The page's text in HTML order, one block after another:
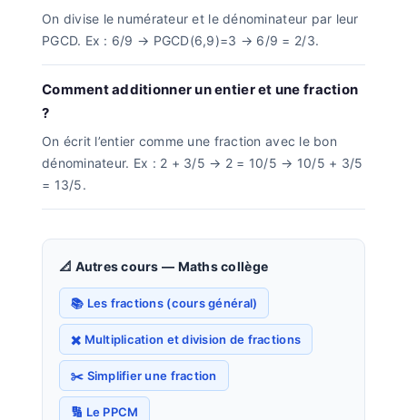
On divise le numérateur et le dénominateur par leur
PGCD. Ex : 6/9 → PGCD(6,9)=3 → 6/9 = 2/3.
Comment additionner un entier et une fraction
?
On écrit l’entier comme une fraction avec le bon
dénominateur. Ex : 2 + 3/5 → 2 = 10/5 → 10/5 + 3/5
= 13/5.
📐 Autres cours — Maths collège
📚 Les fractions (cours général)
✖️ Multiplication et division de fractions
✂️ Simplifier une fraction
🔢 Le PPCM